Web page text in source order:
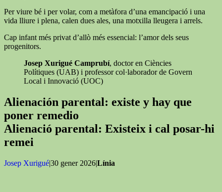
Per viure bé i per volar, com a metàfora d’una emancipació i una
vida lliure i plena, calen dues ales, una motxilla lleugera i arrels.
Cap infant més privat d’allò més essencial: l’amor dels seus
progenitors.
Josep Xurigué Camprubí, doctor en Ciències
Polítiques (UAB) i professor col·laborador de Govern
Local i Innovació (UOC)
Alienación parental: existe y hay que
poner remedio
Alienació parental: Existeix i cal posar-hi
remei
Josep Xurigué|30 gener 2026|Línia